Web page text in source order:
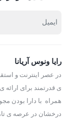
آسان به
شهرک
زندگی در
زندگی در شهرک
آسان به مراکز
رایا ونوس آریانا
در عصر اینترنت و
ی قدرتمند برای
همراه با دارا بودن
درخشان در عرصه ی